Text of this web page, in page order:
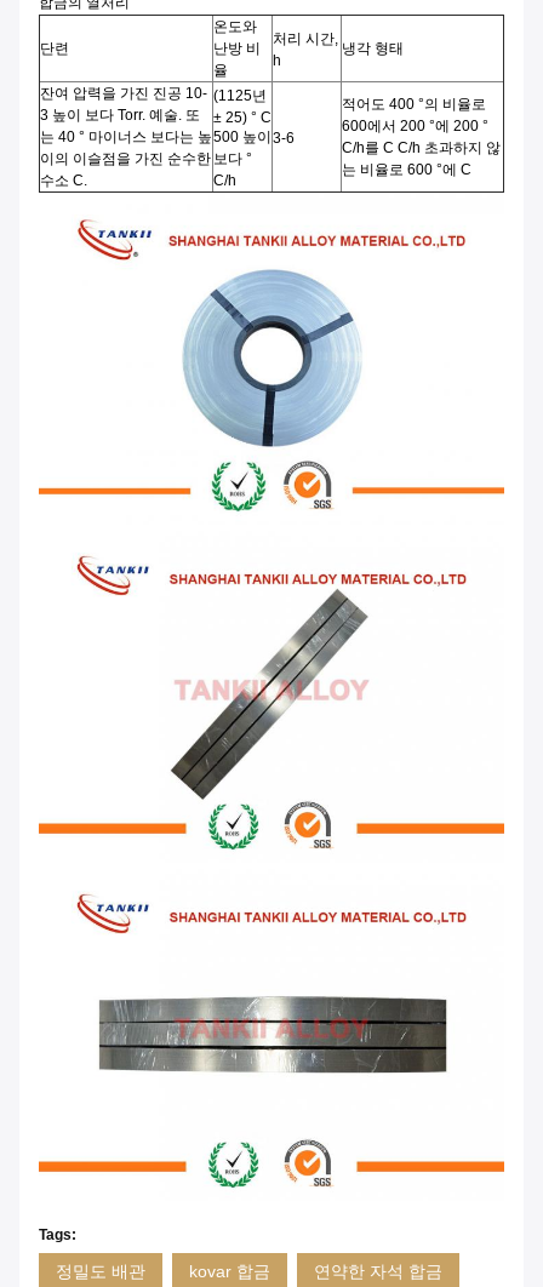
단련
온도와
난방 비
율
처리 시간,
h
냉각 형태
잔여 압력을 가진 진공 10-
3 높이 보다 Torr. 예술. 또
는 40 ° 마이너스 보다는 높
이의 이슬점을 가진 순수한
수소 C.
(1125년
± 25) ° C
500 높이
보다 °
C/h
3-6
적어도 400 °의 비율로
600에서 200 °에 200 °
C/h를 C C/h 초과하지 않
는 비율로 600 °에 C
Tags:
정밀도 배관 kovar 합금 연약한 자석 합금